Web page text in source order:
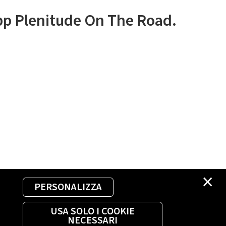
×
PERSONALIZZA
USA SOLO I COOKIE
NECESSARI
Plenitude On The Road.